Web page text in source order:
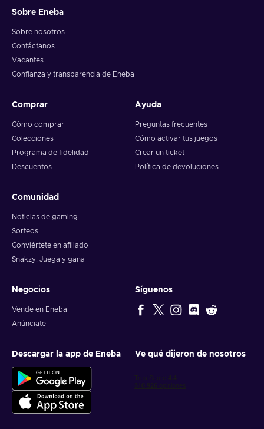
Sobre Eneba
Sobre nosotros
Contáctanos
Vacantes
Confianza y transparencia de Eneba
Comprar
Cómo comprar
Colecciones
Programa de fidelidad
Descuentos
Ayuda
Preguntas frecuentes
Cómo activar tus juegos
Crear un ticket
Política de devoluciones
Comunidad
Noticias de gaming
Sorteos
Conviértete en afiliado
Snakzy: Juega y gana
Negocios
Vende en Eneba
Anúnciate
Síguenos
Descargar la app de Eneba Ve qué dijeron de nosotros